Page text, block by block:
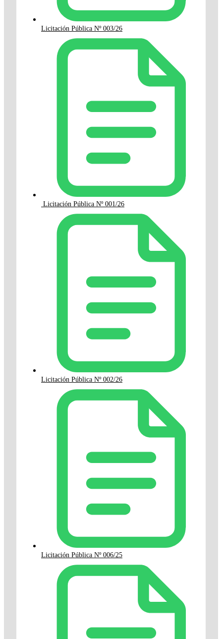
Licitación Pública Nº 003/26
Licitación Pública Nº 001/26
Licitación Pública Nº 002/26
Licitación Pública Nº 006/25